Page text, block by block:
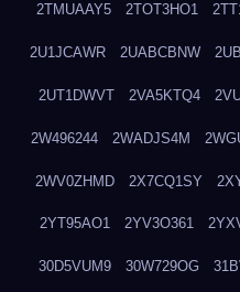
2TMUAAY5 2TOT3HO1
2U1JCAWR 2UABCBNW
2UT1DWVT 2VA5KTQ4
2W496244 2WADJS4M
2WV0ZHMD 2X7CQ1SY
2YT95AO1 2YV3O361
30D5VUM9 30W729OG